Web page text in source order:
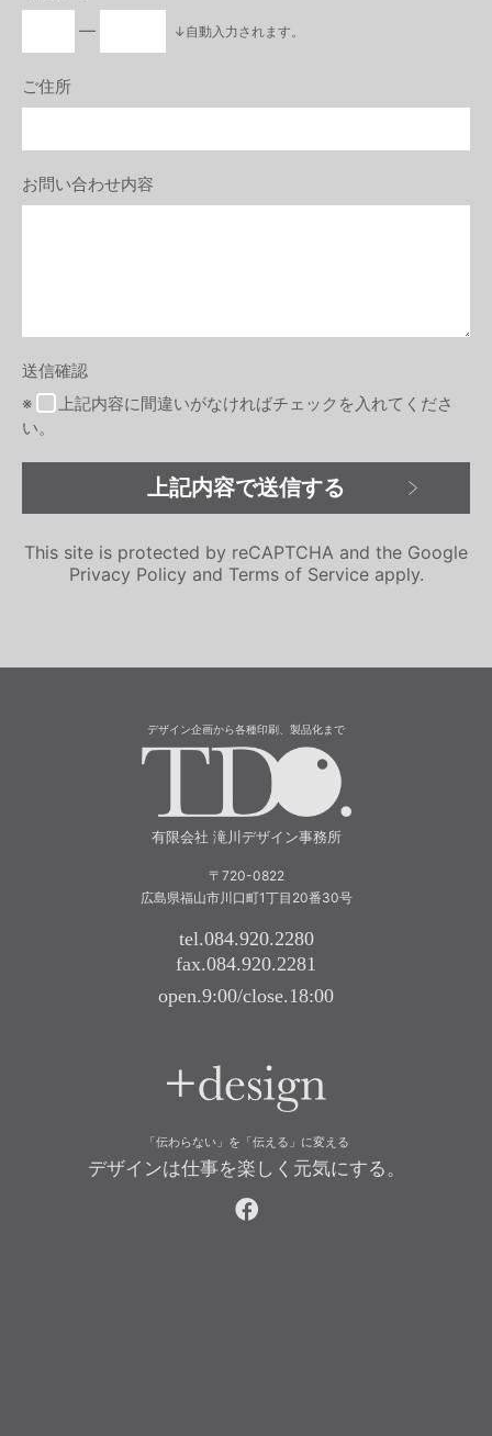
―
↓自動入力されます。
ご住所
お問い合わせ内容
送信確認
※
上記内容に間違いがなければチェックを入れてくださ
い。
This site is protected by reCAPTCHA and the Google
Privacy Policy and Terms of Serviceapply.
デザイン企画から各種印刷、製品化まで
有限会社 滝川デザイン事務所
〒720-0822
広島県福山市川口町1丁目20番30号
tel.084.920.2280
fax.084.920.2281
open.9:00/close.18:00
「伝わらない」を「伝える」に変える
デザインは仕事を楽しく元気にする。
facebook